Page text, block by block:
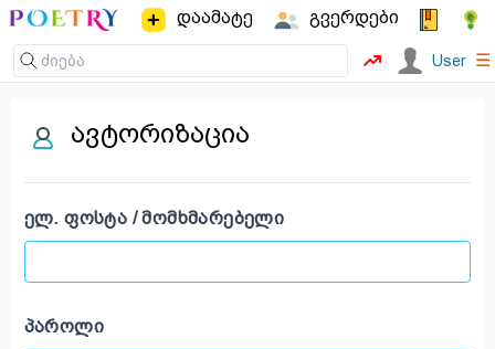
დაამატე გვერდები
User ☰
ავტორიზაცია
ᲔᲚ. ᲤᲝᲡᲢᲐ / ᲛᲝᲛᲮᲛᲐᲠᲔᲑᲔᲚᲘ
ᲞᲐᲠᲝᲚᲘ